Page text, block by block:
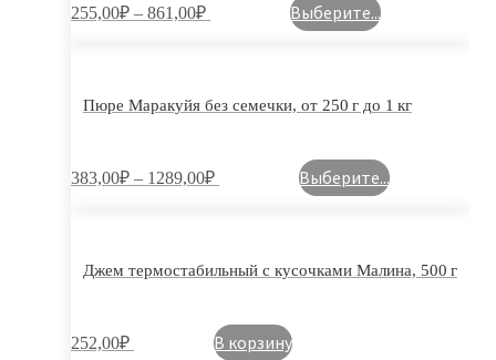
255,00₽ – 861,00₽ Выберите...
Пюре Маракуйя без семечки, от 250 г до 1 кг
383,00₽ – 1289,00₽ Выберите...
Джем термостабильный с кусочками Малина, 500 г
252,00₽ В корзину